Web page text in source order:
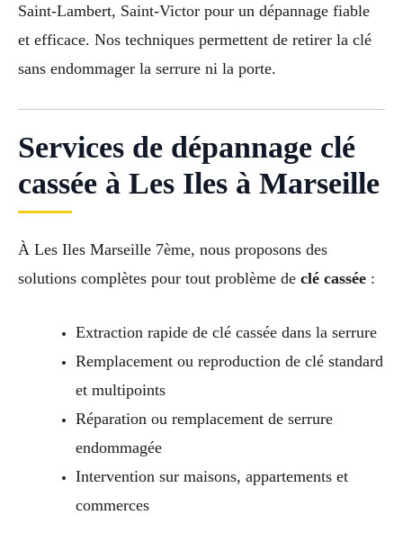
Saint-Lambert, Saint-Victor pour un dépannage fiable
et efficace. Nos techniques permettent de retirer la clé
sans endommager la serrure ni la porte.
Services de dépannage clé
cassée à Les Iles à Marseille
À Les Iles Marseille 7ème, nous proposons des
solutions complètes pour tout problème de clé cassée :
Extraction rapide de clé cassée dans la serrure
Remplacement ou reproduction de clé standard
et multipoints
Réparation ou remplacement de serrure
endommagée
Intervention sur maisons, appartements et
commerces